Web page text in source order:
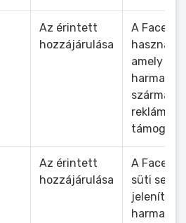
Az érintett
hozzájárulása
A
használt
amely
harmadik
származó
támogat.
Az érintett
hozzájárulása
A
süti
jelenít
harmadik